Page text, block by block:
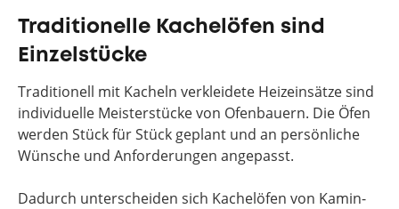
Traditionelle Kachelöfen sind
Einzelstücke
Traditionell mit Kacheln verkleidete Heizeinsätze sind
individuelle Meisterstücke von Ofenbauern. Die Öfen
werden Stück für Stück geplant und an persönliche
Wünsche und Anforderungen angepasst.
Dadurch unterscheiden sich Kachelöfen von Kamin-